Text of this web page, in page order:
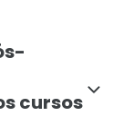
cursos